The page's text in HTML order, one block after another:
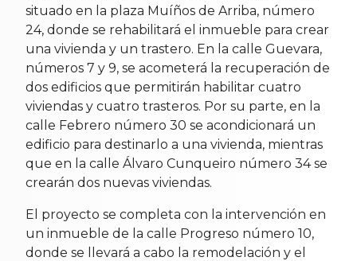
situado en la plaza Muíños de Arriba, número
24, donde se rehabilitará el inmueble para crear
una vivienda y un trastero. En la calle Guevara,
números 7 y 9, se acometerá la recuperación de
dos edificios que permitirán habilitar cuatro
viviendas y cuatro trasteros. Por su parte, en la
calle Febrero número 30 se acondicionará un
edificio para destinarlo a una vivienda, mientras
que en la calle Álvaro Cunqueiro número 34 se
crearán dos nuevas viviendas.
El proyecto se completa con la intervención en
un inmueble de la calle Progreso número 10,
donde se llevará a cabo la remodelación y el